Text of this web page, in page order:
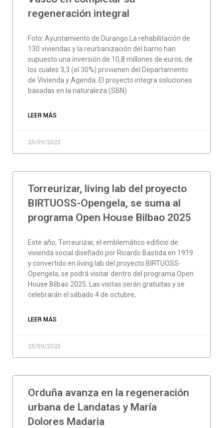
regeneración integral
Foto: Ayuntamiento de Durango La rehabilitación de
130 viviendas y la reurbanización del barrio han
supuesto una inversión de 10,8 millones de euros, de
los cuales 3,3 (el 30%) provienen del Departamento
de Vivienda y Agenda. El proyecto integra soluciones
basadas en la naturaleza (SBN)
LEER MÁS
29/09/2025
Torreurizar, living lab del proyecto
BIRTUOSS-Opengela, se suma al
programa Open House Bilbao 2025
Este año, Torreurizar, el emblemático edificio de
vivienda social diseñado por Ricardo Bastida en 1919
y convertido en living lab del proyecto BIRTUOSS-
Opengela, se podrá visitar dentro del programa Open
House Bilbao 2025. Las visitas serán gratuitas y se
celebrarán el sábado 4 de octubre,
LEER MÁS
25/09/2025
Orduña avanza en la regeneración
urbana de Landatas y María
Dolores Madaria